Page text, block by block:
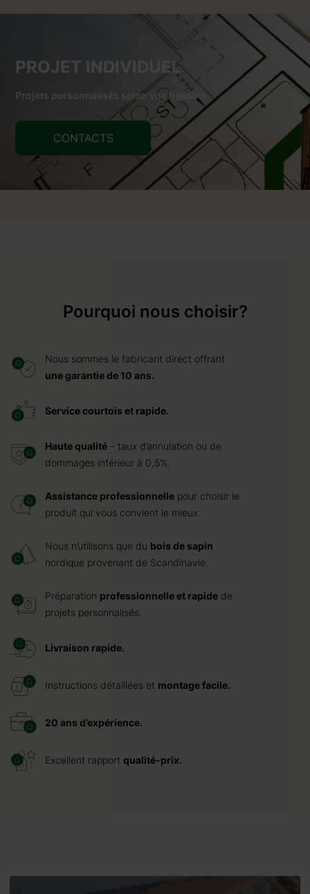
PROJET INDIVIDUEL
Projets personnalisés selon vos besoins
CONTACTS
Pourquoi nous choisir?
Nous sommes le fabricant direct offrant
une garantie de 10 ans.
Service courtois et rapide.
Haute qualité – taux d’annulation ou de
dommages inférieur à 0,5%.
Assistance professionnelle pour choisir le
produit qui vous convient le mieux.
Nous n’utilisons que du bois de sapin
nordique provenant de Scandinavie.
Préparation professionnelle et rapide de
projets personnalisés.
Livraison rapide.
Instructions détaillées et montage facile.
20 ans d’expérience.
Excellent rapport qualité-prix.